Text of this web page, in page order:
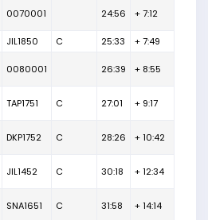
0070001 24:56 + 7:12
JIL1850 C 25:33 + 7:49
0080001 26:39 + 8:55
TAP1751 C 27:01 + 9:17
DKP1752 C 28:26 + 10:42
JIL1452 C 30:18 + 12:34
SNA1651 C 31:58 + 14:14